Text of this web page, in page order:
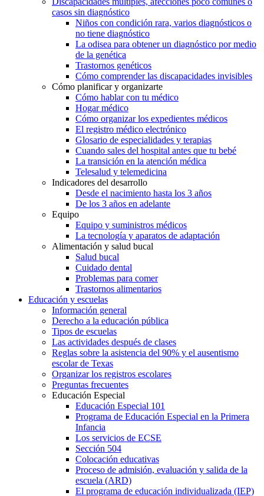
casos sin diagnóstico
Niños con condición rara, varios diagnósticos o
no tiene diagnóstico
La odisea para obtener un diagnóstico por medio
de la genética
Trastornos genéticos
Cómo comprender las discapacidades invisibles
Cómo planificar y organizarte
Cómo hablar con tu médico
Hogar médico
Cómo organizar los expedientes médicos
El registro médico electrónico
Glosario de especialidades y terapias
Cuando sales del hospital antes que tu bebé
La transición en la atención médica
Telesalud y telemedicina
Indicadores del desarrollo
Desde el nacimiento hasta los 3 años
De los 3 años en adelante
Equipo
Equipo y suministros médicos
La tecnología y aparatos de adaptación
Alimentación y salud bucal
Salud bucal
Cuidado dental
Problemas para comer
Trastornos alimentarios
Educación y escuelas
Información general
Derecho a la educación pública
Tipos de escuelas
Las actividades después de clases
Reglas sobre la asistencia del 90% y el ausentismo
escolar de Texas
Organizar los registros escolares
Preguntas frecuentes
Educación Especial
Educación Especial 101
Programa de Educación Especial en la Primera
Infancia
Los servicios de ECSE
Sección 504
Colocación educativas
Proceso de admisión, evaluación y salida de la
escuela (ARD)
El programa de educación individualizada (IEP)